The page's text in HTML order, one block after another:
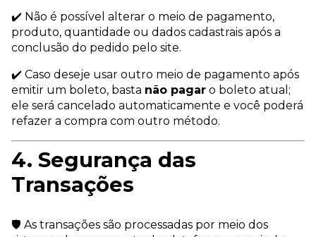
✔️ Não é possível alterar o meio de pagamento,
produto, quantidade ou dados cadastrais após a
conclusão do pedido pelo site.
✔️ Caso deseje usar outro meio de pagamento após
emitir um boleto, basta não pagar o boleto atual;
ele será cancelado automaticamente e você poderá
refazer a compra com outro método.
4. Segurança das
Transações
🛡️ As transações são processadas por meio dos